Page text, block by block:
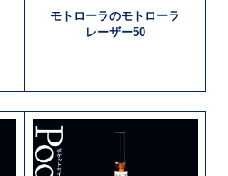
モトローラのモトローラ
レーザー50